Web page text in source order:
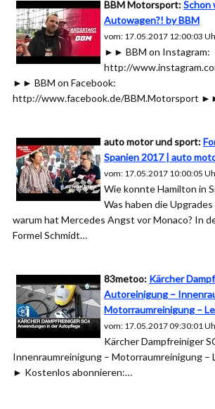
BBM Motorsport:Schon
Autowagen?! by BBM
vom: 17.05.2017 12:00:03
►► BBM on Instagram:
http://
►► BBM on Facebook:
http://www.facebook.de/BBM.Motorsport
auto motor und sport:
Spanien 2017 | auto
vom: 17.05.2017 10:00:05
Wie konnte Hamilton in
Was haben die
warum hat Mercedes Angst vor Monaco? In
Formel Schmidt…
83metoo: Kärcher
Autoreinigung –
Motorraumreinigung –
vom: 17.05.2017 09:30:01
Kärcher Dampfreiniger
Innenraumreinigung – Motorraumreinigung –
► Kostenlos abonnieren:…